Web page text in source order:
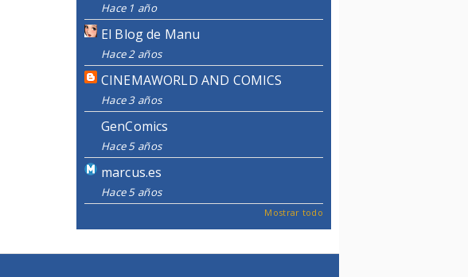
Hace 1 año
El Blog de Manu
Hace 2 años
CINEMAWORLD AND COMICS
Hace 3 años
GenComics
Hace 5 años
marcus.es
Hace 5 años
Mostrar todo